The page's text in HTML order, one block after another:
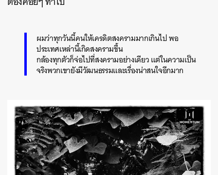
ผมว่าทุกวันนี้คนให้เครดิตสงครามมากเกินไป พอ
ประเทศเหล่านี้เกิดสงครามขึ้น
กล้องทุกตัวก็จ่อไปที่สงครามอย่างเดียว แต่ในความเป็น
จริงพวกเขายังมีวัฒนธรรมและเรื่องน่าสนใจอีกมาก